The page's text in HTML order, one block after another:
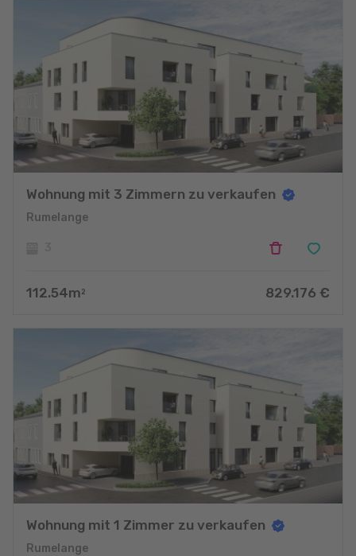
Wohnung mit 3 Zimmern zu verkaufen
Rumelange
112.54m 2 829.176 €
Wohnung mit 1 Zimmer zu verkaufen
Rumelange